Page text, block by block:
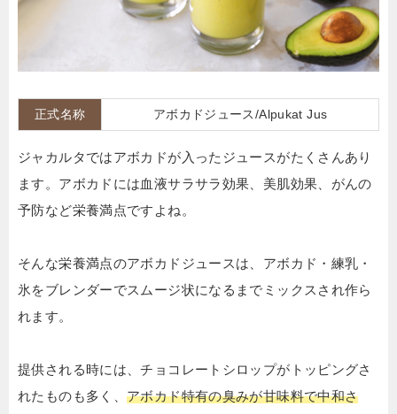
正式名称 アボカドジュース/Alpukat Jus
ジャカルタではアボカドが入ったジュースがたくさんあり
ます。アボカドには血液サラサラ効果、美肌効果、がんの
予防など栄養満点ですよね。
そんな栄養満点のアボカドジュースは、アボカド・練乳・
氷をブレンダーでスムージ状になるまでミックスされ作ら
れます。
提供される時には、チョコレートシロップがトッピングさ
れたものも多く、 アボカド特有の臭みが甘味料で中和さ